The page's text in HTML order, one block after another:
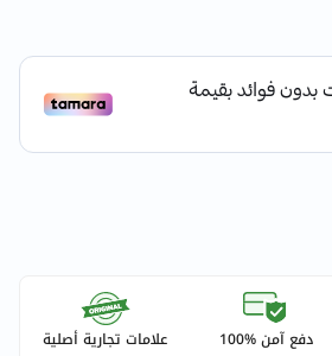
دفع آمن %100 علامات تجارية أصلية